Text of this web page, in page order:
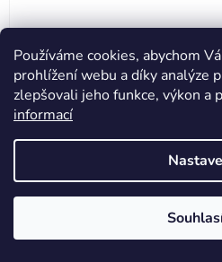
Používáme cookies, abychom
prohlížení webu a díky analýze
zlepšovali jeho funkce, výkon a
informací
Race Face řídítka Turbine -
Na
1 699